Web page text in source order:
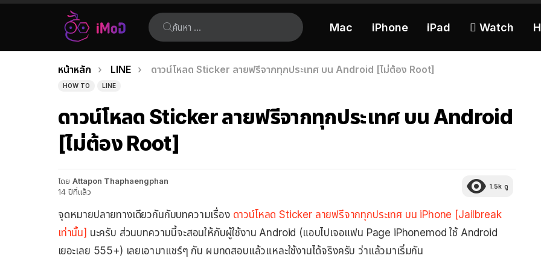
ค้นหา:
Mac iPhone iPad  Watch
เรื่อง
ล่าสุด
คุณอยู่ที่นี่:
หน้าหลัก LINE ดาวน์โหลด Sticker ลายฟรีจากทุกประเทศ บน Android [ไม่ต้อง Root]
HOW TO LINE
ดาวน์โหลด Sticker ลายฟรีจากทุกประเทศ บน Android
[ไม่ต้อง Root]
โดย Attapon Thaphaengphan
14 ปีที่แล้ว
1.5k ดู
จุดหมายปลายทางเดียวกันกับบทความเรื่อง ดาวน์โหลด Sticker ลายฟรีจากทุกประเทศ บน iPhone [Jailbreak
เท่านั้น] นะครับ ส่วนบทความนี้จะสอนให้กับผู้ใช้งาน Android (แอบไปเจอแฟน Page iPhonemod ใช้ Android
เยอะเลย 555+) เลยเอามาแชร์ๆ กัน ผมทดสอบแล้วแหละใช้งานได้จริงครับ ว่าแล้วมาเริ่มกัน